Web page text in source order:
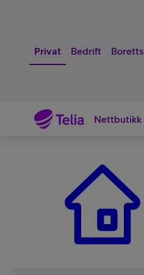
Privat Bedrift
Nettbutikk
Nettbutikk